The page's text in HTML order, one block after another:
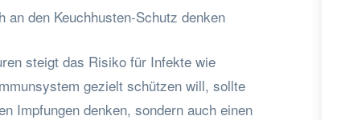
an den Keuchhusten-Schutz denken
steigt das Risiko für Infekte wie
gezielt schützen will, sollte
Impfungen denken, sondern auch einen